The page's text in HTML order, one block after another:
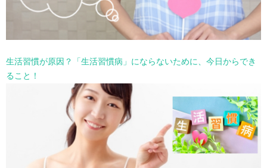
生活習慣が原因？「生活習慣病」にならないために、今日からでき
ること！